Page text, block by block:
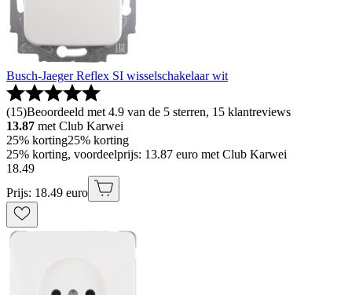
Busch-Jaeger Reflex SI wisselschakelaar wit
(15)Beoordeeld met 4.9 van de 5 sterren, 15 klantreviews
13.87 met Club Karwei
25% korting25% korting
25% korting, voordeelprijs: 13.87 euro met Club Karwei
18.49
Prijs: 18.49 euro